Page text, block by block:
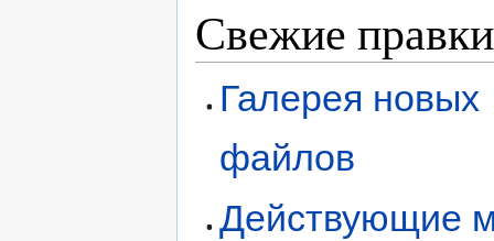
Свежие
Галерея новых
файлов
Действующие